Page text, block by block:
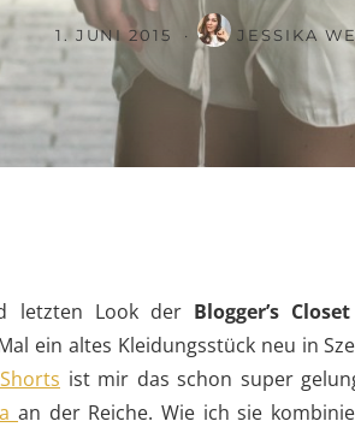
1. JUNI 2015 JESSIKA
letzten Look der Blogger’s
ein altes Kleidungsstück neu in
ist mir das schon super
an der Reiche. Wie ich sie